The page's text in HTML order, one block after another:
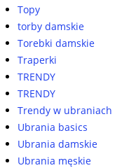
Topy
torby damskie
Torebki damskie
Traperki
TRENDY
TRENDY
Trendy w ubraniach
Ubrania basics
Ubrania damskie
Ubrania męskie